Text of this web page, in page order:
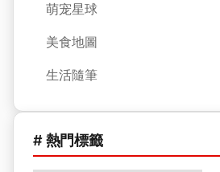
萌宠星球
美食地圖
生活隨筆
# 熱門標籤